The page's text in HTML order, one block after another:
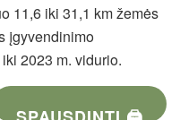
11,6 iki 31,1 km žemės
įgyvendinimo
2023 m. vidurio.